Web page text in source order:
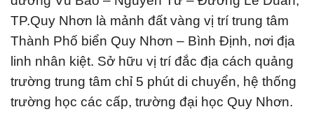
TP.Quy Nhơn là mảnh đất vàng vị trí trung tâm
Thành Phố biển Quy Nhơn – Bình Định, nơi địa
linh nhân kiệt. Sở hữu vị trí đắc địa cách quảng
trường trung tâm chỉ 5 phút di chuyển, hệ thống
trường học các cấp, trường đại học Quy Nhơn.